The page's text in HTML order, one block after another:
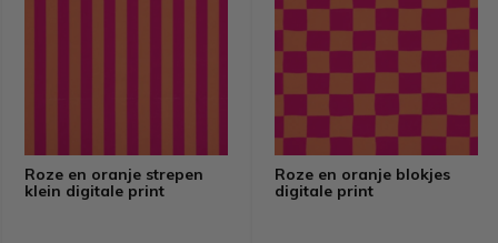
Roze en oranje strepen
klein digitale print
Roze en oranje blokjes
digitale print